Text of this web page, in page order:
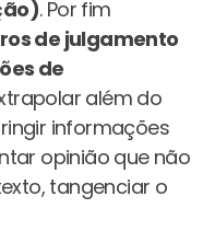
. Por fim
de julgamento
de
além do
informações
opinião que não
tangenciar o